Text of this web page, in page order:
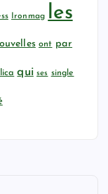
Ironmag les
ont par
qui ses single